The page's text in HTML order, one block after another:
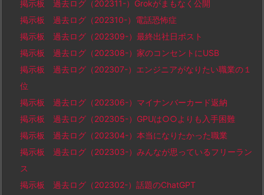
掲示板 過去ログ（202311-）Grokがまもなく公開
掲示板 過去ログ（202310-）電話恐怖症
掲示板 過去ログ（202309-）最終出社日ポスト
掲示板 過去ログ（202308-）家のコンセントにUSB
掲示板 過去ログ（202307-）エンジニアがなりたい職業の１
位
掲示板 過去ログ（202306-）マイナンバーカード返納
掲示板 過去ログ（202305-）GPUは○○よりも入手困難
掲示板 過去ログ（202304-）本当になりたかった職業
掲示板 過去ログ（202303-）みんなが思っているフリーラン
ス
掲示板 過去ログ（202302-）話題のChatGPT